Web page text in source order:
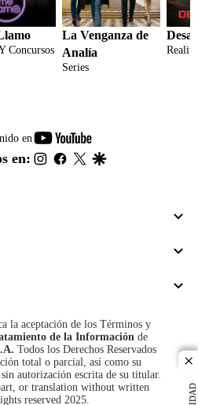
Concursos
La Venganza de
Analía
Series
en
youtube-
footer
en: instagram
facebook
twitter
la aceptación de los Términos y
de la Información de
Todos los Derechos Reservados
total o parcial, así como su
autorización escrita de su titular.
or translation without written
reserved 2025.